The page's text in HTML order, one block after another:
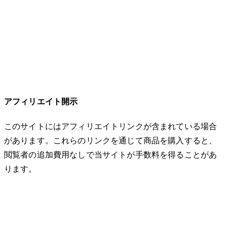
アフィリエイト開示
このサイトにはアフィリエイトリンクが含まれている場合
があります。これらのリンクを通じて商品を購入すると、
閲覧者の追加費用なしで当サイトが手数料を得ることがあ
ります。